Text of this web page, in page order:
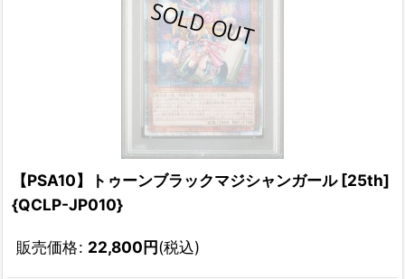
【PSA10】トゥーンブラックマジシャンガール [25th]
{QCLP-JP010}
販売価格: 22,800円(税込)